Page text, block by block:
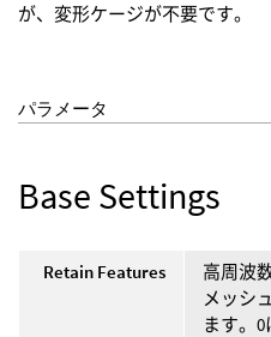
が、変形ケージが不要です。
パラメータ
Base Settings
Retain Features
高周波
メッシ
ます。